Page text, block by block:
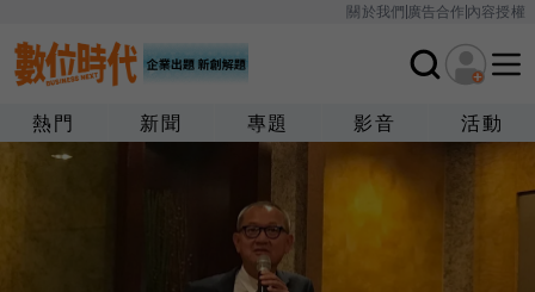
關於我們廣告合作內容授權
熱門 新聞 專題 影音 活動